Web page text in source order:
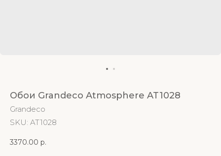
Обои Grandeco Atmosphere AT1028
Grandeco
SKU: AT1028
3370.00 р.